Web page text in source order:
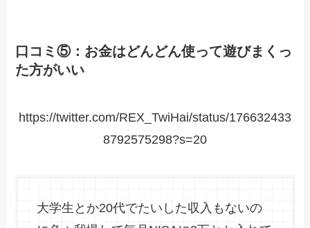
口コミ⑤：お金はどんどん使って遊びまくっ
た方がいい
https://twitter.com/REX_TwiHai/status/176632433
8792575298?s=20
大学生とか20代でたいした収入もないの